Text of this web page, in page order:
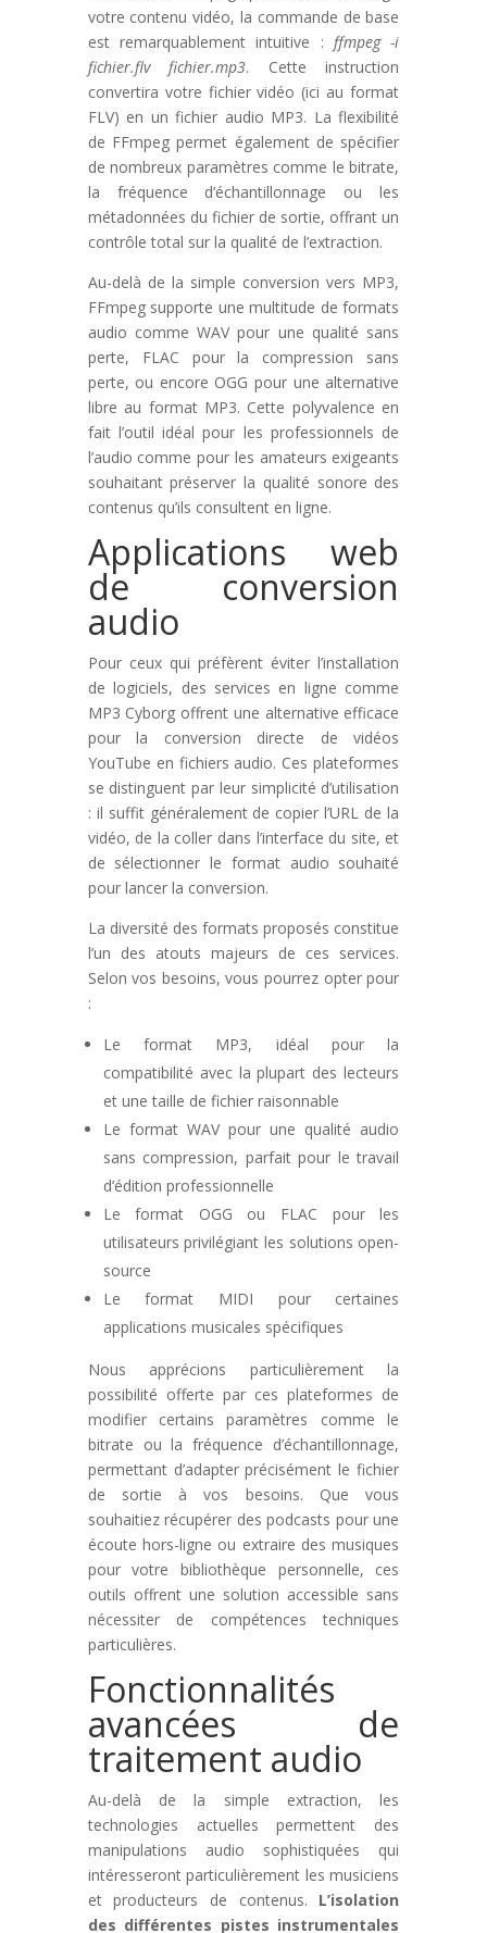
votre contenu vidéo, la commande de base
est remarquablement intuitive :ffmpeg -i
fichier.flv fichier.mp3. Cette instruction
convertira votre fichier vidéo (ici au format
FLV) en un fichier audio MP3. La flexibilité
de FFmpeg permet également de spécifier
de nombreux paramètres comme le bitrate,
la fréquence d’échantillonnage ou les
métadonnées du fichier de sortie, offrant un
contrôle total sur la qualité de l’extraction.
Au-delà de la simple conversion vers MP3,
FFmpeg supporte une multitude de formats
audio comme WAV pour une qualité sans
perte, FLAC pour la compression sans
perte, ou encore OGG pour une alternative
libre au format MP3. Cette polyvalence en
fait l’outil idéal pour les professionnels de
l’audio comme pour les amateurs exigeants
souhaitant préserver la qualité sonore des
contenus qu’ils consultent en ligne.
Applications web
de conversion
audio
Pour ceux qui préfèrent éviter l’installation
de logiciels, des services en ligne comme
MP3 Cyborg offrent une alternative efficace
pour la conversion directe de vidéos
YouTube en fichiers audio. Ces plateformes
se distinguent par leur simplicité d’utilisation
: il suffit généralement de copier l’URL de la
vidéo, de la coller dans l’interface du site, et
de sélectionner le format audio souhaité
pour lancer la conversion.
La diversité des formats proposés constitue
l’un des atouts majeurs de ces services.
Selon vos besoins, vous pourrez opter pour
:
Le format MP3, idéal pour la
compatibilité avec la plupart des lecteurs
et une taille de fichier raisonnable
Le format WAV pour une qualité audio
sans compression, parfait pour le travail
d’édition professionnelle
Le format OGG ou FLAC pour les
utilisateurs privilégiant les solutions open-
source
Le format MIDI pour certaines
applications musicales spécifiques
Nous apprécions particulièrement la
possibilité offerte par ces plateformes de
modifier certains paramètres comme le
bitrate ou la fréquence d’échantillonnage,
permettant d’adapter précisément le fichier
de sortie à vos besoins. Que vous
souhaitiez récupérer des podcasts pour une
écoute hors-ligne ou extraire des musiques
pour votre bibliothèque personnelle, ces
outils offrent une solution accessible sans
nécessiter de compétences techniques
particulières.
Fonctionnalités
avancées de
traitement audio
Au-delà de la simple extraction, les
technologies actuelles permettent des
manipulations audio sophistiquées qui
intéresseront particulièrement les musiciens
et producteurs de contenus. L’isolation
des différentes pistes instrumentales